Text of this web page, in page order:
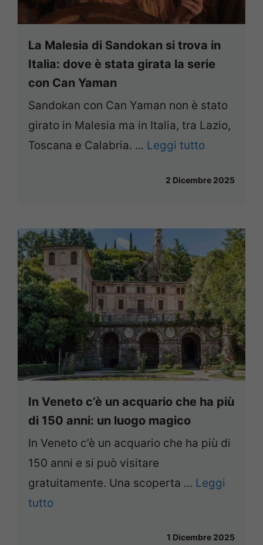
La Malesia di Sandokan si trova in
Italia: dove è stata girata la serie
con Can Yaman
Sandokan con Can Yaman non è stato
girato in Malesia ma in Italia, tra Lazio,
Toscana e Calabria. ... Leggi tutto
2 Dicembre 2025
In Veneto c’è un acquario che ha più
di 150 anni: un luogo magico
In Veneto c’è un acquario che ha più di
150 anni e si può visitare
gratuitamente. Una scoperta ... Leggi
tutto
1 Dicembre 2025